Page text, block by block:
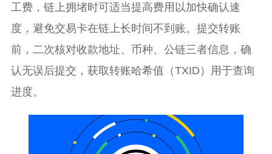
工费，链上拥堵时可适当提高费用以加快确认速
度，避免交易卡在链上长时间不到账。提交转账
前，二次核对收款地址、币种、公链三者信息，确
认无误后提交，获取转账哈希值（TXID）用于查询
进度。